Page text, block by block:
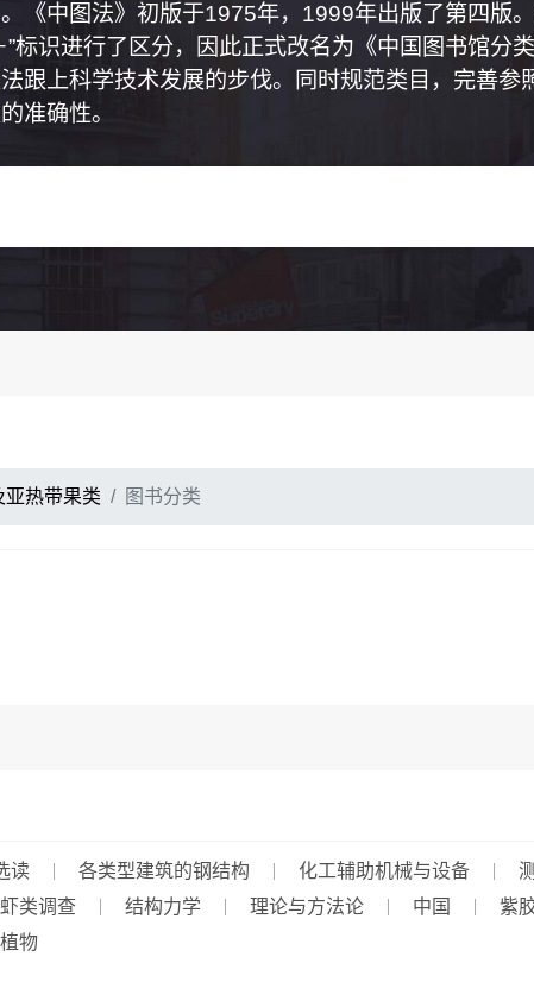
《中图法》初版于1975年，1999年出版了第四版
标识进行了区分，因此正式改名为《中国图书馆分
跟上科学技术发展的步伐。同时规范类目，完善参
准确性。
亚热带果类 图书分类
读 各类型建筑的钢结构 化工辅助机械与设备
虾类调查 结构力学 理论与方法论 中国
紫
物